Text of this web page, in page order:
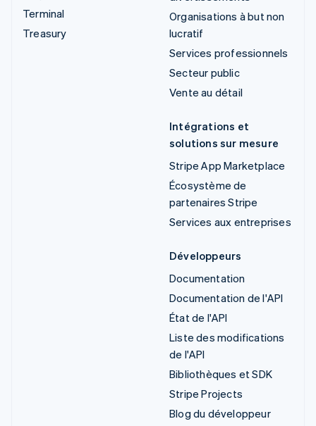
Terminal
Treasury
Organisations à but non
lucratif
Services professionnels
Secteur public
Vente au détail
Intégrations et
solutions sur mesure
Stripe App Marketplace
Écosystème de
partenaires Stripe
Services aux entreprises
Développeurs
Documentation
Documentation de l'API
État de l'API
Liste des modifications
de l'API
Bibliothèques et SDK
Stripe Projects
Blog du développeur